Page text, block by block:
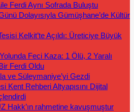
Ferdi Aynı Sofrada Buluştu
Dolayısıyla Gümüşhane’de Kültür
Kelkit’te Açıldı: Üreticiye Büyük
Feci Kaza: 1 Ölü, 2 Yaralı
Ferdi Oldu
ve Süleymaniye’yi Gezdi
Kent Rehberi Altyapısını Dijital
Hakk’ın rahmetine kavuşmuştur